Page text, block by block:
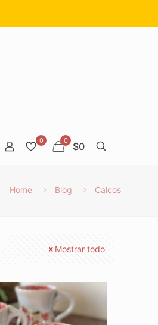
0 0 $0
Home Blog Calcos
Mostrar todo